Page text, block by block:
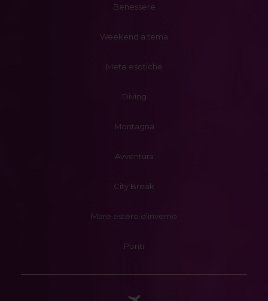
Benessere
Weekend a tema
Mete esotiche
Diving
Montagna
Avventura
City Break
Mare estero d'inverno
Ponti